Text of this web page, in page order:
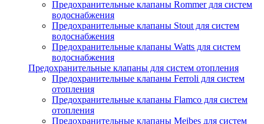
Предохранительные клапаны Rommer для систем
водоснабжения
Предохранительные клапаны Stout для систем
водоснабжения
Предохранительные клапаны Watts для систем
водоснабжения
Предохранительные клапаны для систем отопления
Предохранительные клапаны Ferroli для систем
отопления
Предохранительные клапаны Flamco для систем
отопления
Предохранительные клапаны Meibes для систем